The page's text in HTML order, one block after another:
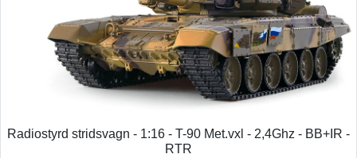
Radiostyrd stridsvagn - 1:16 - T-90 Met.vxl - 2,4Ghz - BB+IR -
RTR